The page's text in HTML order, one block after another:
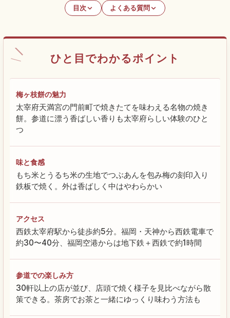
目次 よくある質問
ひと目でわかるポイント
梅ヶ枝餅の魅力
太宰府天満宮の門前町で焼きたてを味わえる名物の焼き
餅。参道に漂う香ばしい香りも太宰府らしい体験のひと
つ
味と食感
もち米とうるち米の生地でつぶあんを包み梅の刻印入り
鉄板で焼く。外は香ばしく中はやわらかい
アクセス
西鉄太宰府駅から徒歩約5分。福岡・天神から西鉄電車で
約30〜40分、福岡空港からは地下鉄＋西鉄で約1時間
参道での楽しみ方
30軒以上の店が並び、店頭で焼く様子を見比べながら散
策できる。茶房でお茶と一緒にゆっくり味わう方法も